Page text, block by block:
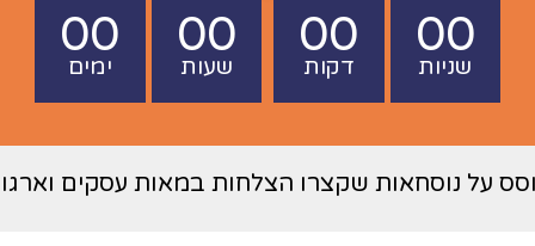
00
ימים
00
שעות
00
דקות
00
שניות
על נוסחאות שקצרו הצלחות במאות עסקים